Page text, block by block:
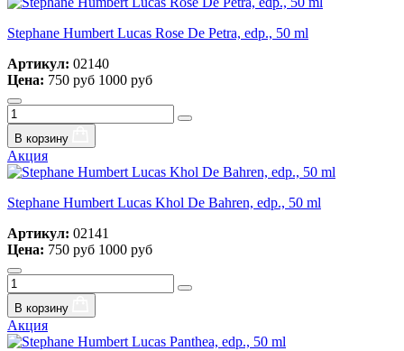
Stephane Humbert Lucas Rose De Petra, edp., 50 ml
Артикул: 02140
Цена: 750 руб 1000 руб
В корзину
Акция
Stephane Humbert Lucas Khol De Bahren, edp., 50 ml
Артикул: 02141
Цена: 750 руб 1000 руб
В корзину
Акция